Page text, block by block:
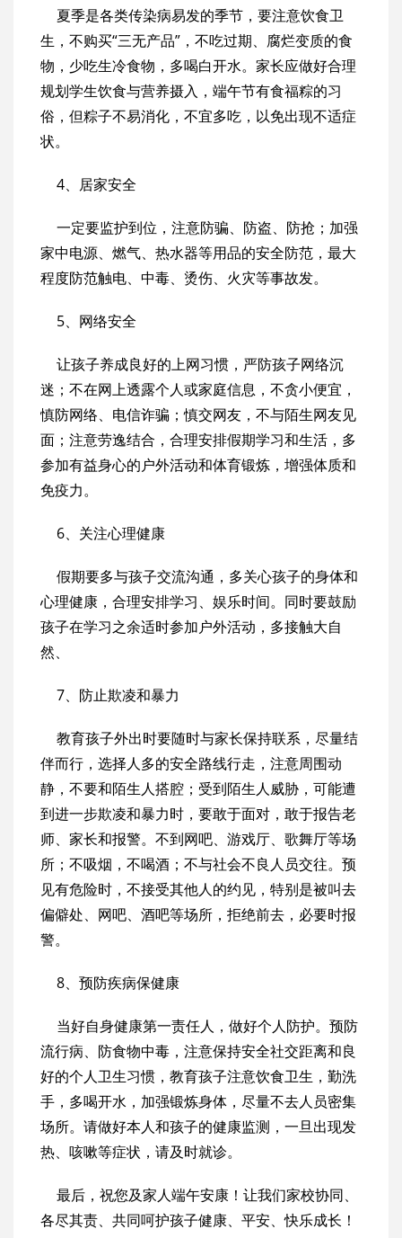
夏季是各类传染病易发的季节，要注意饮食卫
生，不购买“三无产品”，不吃过期、腐烂变质的食
物，少吃生冷食物，多喝白开水。家长应做好合理
规划学生饮食与营养摄入，端午节有食福粽的习
俗，但粽子不易消化，不宜多吃，以免出现不适症
状。
4、居家安全
一定要监护到位，注意防骗、防盗、防抢；加强
家中电源、燃气、热水器等用品的安全防范，最大
程度防范触电、中毒、烫伤、火灾等事故发。
5、网络安全
让孩子养成良好的上网习惯，严防孩子网络沉
迷；不在网上透露个人或家庭信息，不贪小便宜，
慎防网络、电信诈骗；慎交网友，不与陌生网友见
面；注意劳逸结合，合理安排假期学习和生活，多
参加有益身心的户外活动和体育锻炼，增强体质和
免疫力。
6、关注心理健康
假期要多与孩子交流沟通，多关心孩子的身体和
心理健康，合理安排学习、娱乐时间。同时要鼓励
孩子在学习之余适时参加户外活动，多接触大自
然、
7、防止欺凌和暴力
教育孩子外出时要随时与家长保持联系，尽量结
伴而行，选择人多的安全路线行走，注意周围动
静，不要和陌生人搭腔；受到陌生人威胁，可能遭
到进一步欺凌和暴力时，要敢于面对，敢于报告老
师、家长和报警。不到网吧、游戏厅、歌舞厅等场
所；不吸烟，不喝酒；不与社会不良人员交往。预
见有危险时，不接受其他人的约见，特别是被叫去
偏僻处、网吧、酒吧等场所，拒绝前去，必要时报
警。
8、预防疾病保健康
当好自身健康第一责任人，做好个人防护。预防
流行病、防食物中毒，注意保持安全社交距离和良
好的个人卫生习惯，教育孩子注意饮食卫生，勤洗
手，多喝开水，加强锻炼身体，尽量不去人员密集
场所。请做好本人和孩子的健康监测，一旦出现发
热、咳嗽等症状，请及时就诊。
最后，祝您及家人端午安康！让我们家校协同、
各尽其责、共同呵护孩子健康、平安、快乐成长！